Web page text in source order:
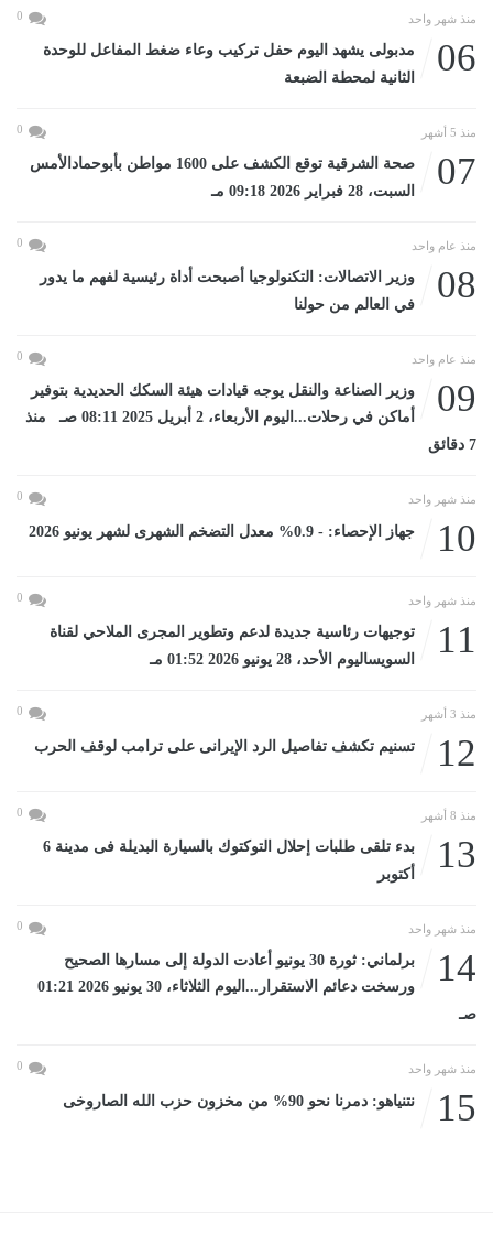
منذ شهر واحد 0
06
مدبولى يشهد اليوم حفل تركيب وعاء ضغط المفاعل للوحدة
الثانية لمحطة الضبعة
منذ 5 أشهر 0
07
صحة الشرقية توقع الكشف على 1600 مواطن بأبوحمادالأمس
السبت، 28 فبراير 2026 09:18 مـ
منذ عام واحد 0
08
وزير الاتصالات: التكنولوجيا أصبحت أداة رئيسية لفهم ما يدور
في العالم من حولنا
منذ عام واحد 0
09
وزير الصناعة والنقل يوجه قيادات هيئة السكك الحديدية بتوفير
أماكن في رحلات...اليوم الأربعاء، 2 أبريل 2025 08:11 صـ منذ
7 دقائق
منذ شهر واحد 0
10 جهاز الإحصاء: - 0.9% معدل التضخم الشهرى لشهر يونيو 2026
منذ شهر واحد 0
11
توجيهات رئاسية جديدة لدعم وتطوير المجرى الملاحي لقناة
السويساليوم الأحد، 28 يونيو 2026 01:52 مـ
منذ 3 أشهر 0
12 تسنيم تكشف تفاصيل الرد الإيرانى على ترامب لوقف الحرب
منذ 8 أشهر 0
13
بدء تلقى طلبات إحلال التوكتوك بالسيارة البديلة فى مدينة 6
أكتوبر
منذ شهر واحد 0
14
برلماني: ثورة 30 يونيو أعادت الدولة إلى مسارها الصحيح
ورسخت دعائم الاستقرار...اليوم الثلاثاء، 30 يونيو 2026 01:21
صـ
منذ شهر واحد 0
15 نتنياهو: دمرنا نحو 90% من مخزون حزب الله الصاروخى